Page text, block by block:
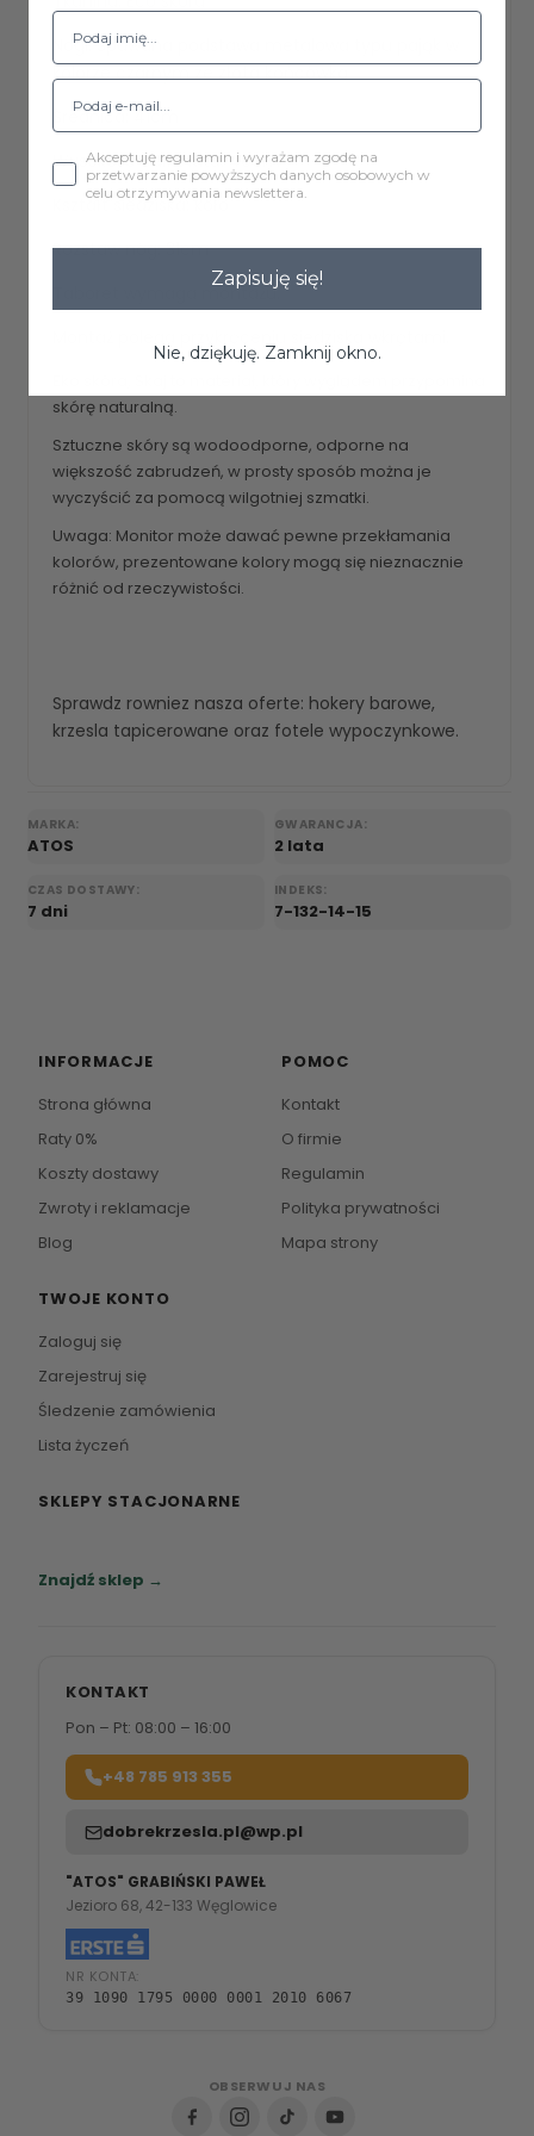
Nogi: Spawana podstawa metalowa typu pająk w
kolorze czarnym ze złota końcówką
Średnica: 41cm
Wysokość całkowita: 46cm
Kształt siedziska: koło
Rozstaw nóg: 31cm
Taboret wymaga montażu.
skórę naturalną.
Sztuczne skóry są wodoodporne, odporne na
większość zabrudzeń, w prosty sposób można je
wyczyścić za pomocą wilgotniej szmatki.
Uwaga: Monitor może dawać pewne przekłamania
kolorów, prezentowane kolory mogą się nieznacznie
różnić od rzeczywistości.
Sprawdz rowniez nasza oferte: hokery barowe,
krzesla tapicerowane oraz fotele wypoczynkowe.
MARKA:
ATOS
GWARANCJA:
2 lata
CZAS DOSTAWY:
7 dni
INDEKS:
7-132-14-15
INFORMACJE
Strona główna
Raty 0%
Koszty dostawy
Zwroty i reklamacje
Blog
POMOC
Kontakt
O firmie
Regulamin
Polityka prywatności
Mapa strony
TWOJE KONTO
Zaloguj się
Zarejestruj się
Śledzenie zamówienia
Lista życzeń
SKLEPY STACJONARNE
Znajdź sklep →
KONTAKT
Pon – Pt: 08:00 – 16:00
+48 785 913 355
dobrekrzesla.pl@wp.pl
"ATOS" GRABIŃSKI PAWEŁ
Jezioro 68, 42-133 Węglowice
NR KONTA:
39 1090 1795 0000 0001 2010 6067
OBSERWUJ NAS
Akceptuję regulamin i wyrażam zgodę na
przetwarzanie powyższych danych osobowych w
celu otrzymywania newslettera.
Zapisuję się!
Nie, dziękuję. Zamknij okno.